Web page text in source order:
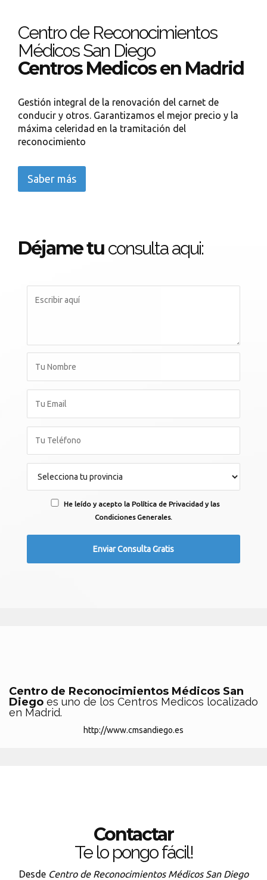
Centro de Reconocimientos
Médicos San Diego
Centros Medicos en Madrid
Gestión integral de la renovación del carnet de
conducir y otros. Garantizamos el mejor precio y la
máxima celeridad en la tramitación del
reconocimiento
Saber más
Déjame tu consulta aqui:
He leído y acepto la Política de Privacidad y las
Condiciones Generales.
Centro de Reconocimientos Médicos San
Diego es uno de los Centros Medicos localizado
en Madrid.
http://www.cmsandiego.es
Contactar
Te lo pongo fácil!
Desde Centro de Reconocimientos Médicos San Diego